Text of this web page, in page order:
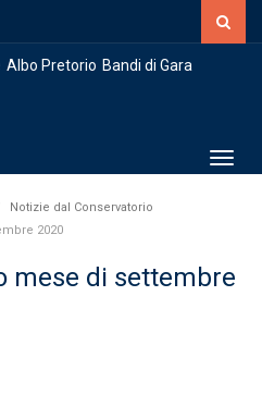
Albo Pretorio Bandi di Gara
Notizie dal Conservatorio
2020
mese di settembre